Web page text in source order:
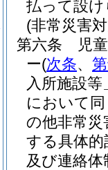
払って設
(非常災害
第六条
児
ー(次条、
入所施設
において
の他非常
する具体
及び連絡